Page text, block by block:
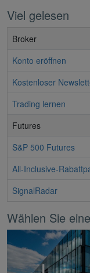
Viel gelesen
Broker
Konto eröffnen
Kostenloser
Trading lernen
Futures
S&P 500 Futures
All-Inclusive-
SignalRadar
Wählen Sie